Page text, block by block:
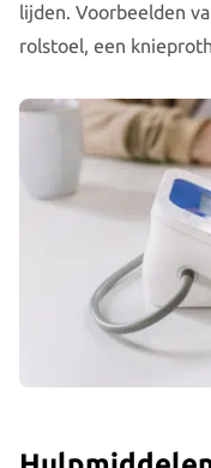
lijden. Voorbeelden
rolstoel, een